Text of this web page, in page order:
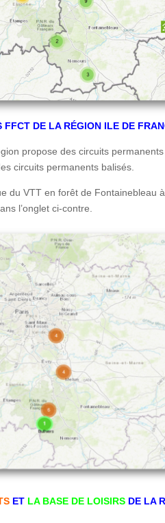
FFCT DE LA RÉGION ILE DE
propose des circuits
circuits permanents balisés.
du VTT en forêt de
l’onglet ci-contre.
ET LA BASE DE LOISIRS DE LA